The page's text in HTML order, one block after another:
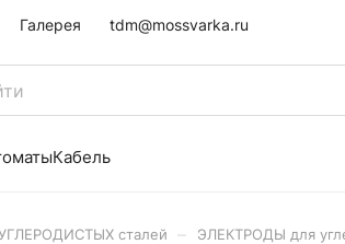
Галерея tdm@mossvarka.ru
Кабель
сталей ЭЛЕКТРОДЫ для